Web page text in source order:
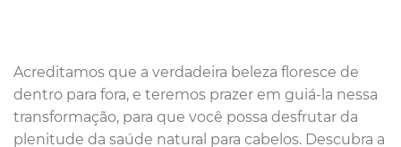
Acreditamos que a verdadeira beleza floresce de
dentro para fora, e teremos prazer em guiá-la nessa
transformação, para que você possa desfrutar da
plenitude da saúde natural para cabelos. Descubra a